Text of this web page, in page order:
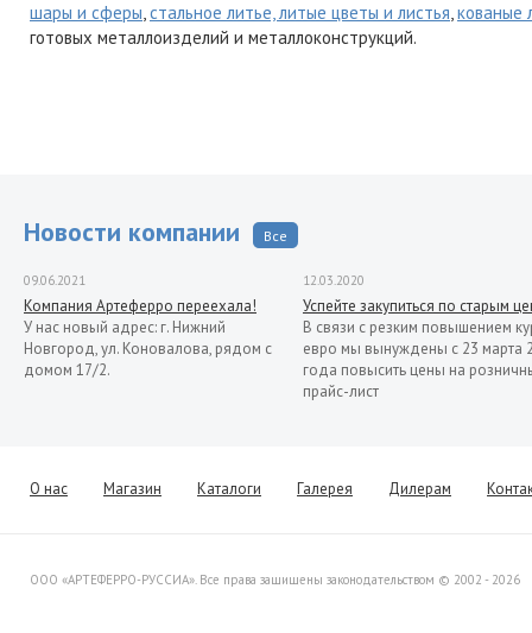
шары и сферы,стальное литье, литые цветы и листья,кованые
готовых металлоизделий и металлоконструкций.
Новости компании Все
09.06.2021
Компания Артеферро переехала!
У нас новый адрес: г. Нижний
Новгород, ул. Коновалова, рядом с
домом 17/2.
12.03.2020
Успейте закупиться по старым
В связи с резким повышением
евро мы вынуждены с 23 марта
года повысить цены на
прайс-лист
Уважаемые клиенты! Представляем
Вашему вниманию распродажу
О нас Магазин Каталоги Галерея Дилерам
ООО «АРТЕФЕРРО-РУССИА». Все права защищены законодательством © 2002 - 2026